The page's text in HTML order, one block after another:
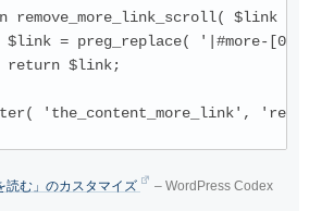
remove_more_link_scroll( $link ) {
'the_content_more_link',
読む」のカスタマイズ – WordPress Codex